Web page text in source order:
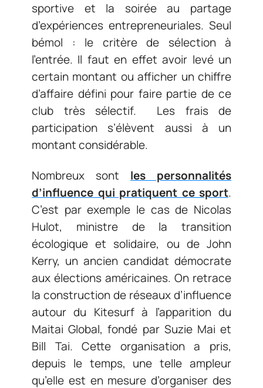
sportive et la soirée au partage
d’expériences entrepreneuriales. Seul
bémol : le critère de sélection à
l’entrée. Il faut en effet avoir levé un
certain montant ou afficher un chiffre
d’affaire défini pour faire partie de ce
club très sélectif. Les frais de
participation s’élèvent aussi à un
montant considérable.
Nombreux sont les personnalités
d’influence qui pratiquent ce sport.
C’est par exemple le cas de Nicolas
Hulot, ministre de la transition
écologique et solidaire, ou de John
Kerry, un ancien candidat démocrate
aux élections américaines. On retrace
la construction de réseaux d’influence
autour du Kitesurf à l’apparition du
Maitai Global, fondé par Suzie Mai et
Bill Tai. Cette organisation a pris,
depuis le temps, une telle ampleur
qu’elle est en mesure d’organiser des